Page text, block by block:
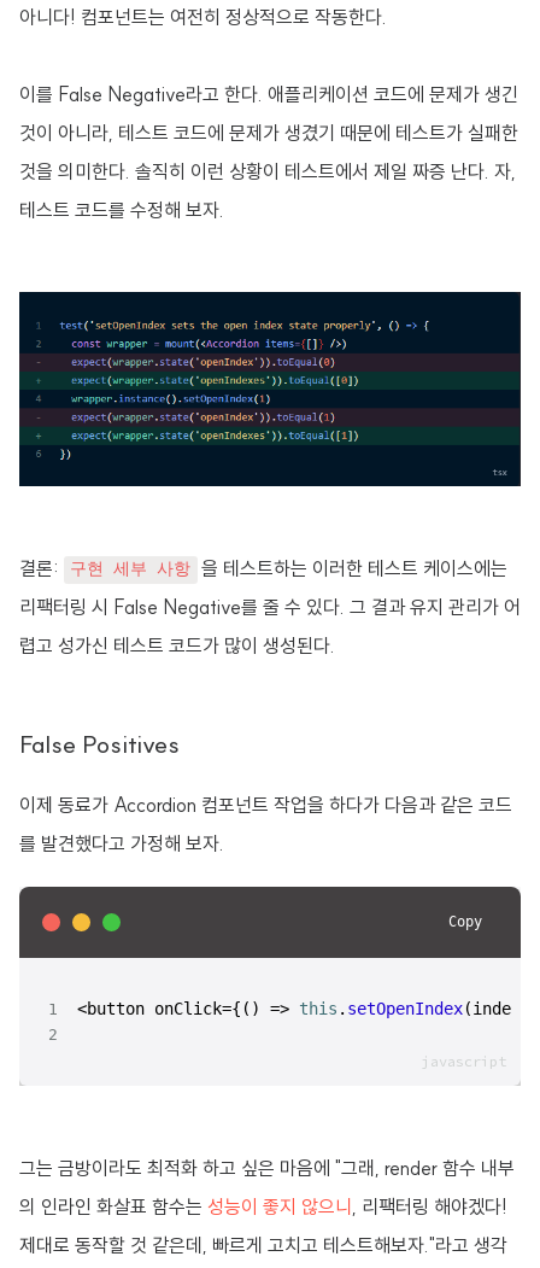
아니다! 컴포넌트는 여전히 정상적으로 작동한다.
이를 False Negative라고 한다. 애플리케이션 코드에 문제가 생긴
것이 아니라, 테스트 코드에 문제가 생겼기 때문에 테스트가 실패한
것을 의미한다. 솔직히 이런 상황이 테스트에서 제일 짜증 난다. 자,
테스트 코드를 수정해 보자.
결론: 구현 세부 사항 을 테스트하는 이러한 테스트 케이스에는
리팩터링 시 False Negative를 줄 수 있다. 그 결과 유지 관리가 어
렵고 성가신 테스트 코드가 많이 생성된다.
False Positives
이제 동료가 Accordion 컴포넌트 작업을 하다가 다음과 같은 코드
를 발견했다고 가정해 보자.
Copy
<button onClick={ () => this . setOpenIndex
그는 금방이라도 최적화 하고 싶은 마음에 "그래, render 함수 내부
의 인라인 화살표 함수는 성능이 좋지 않으니 , 리팩터링 해야겠다!
제대로 동작할 것 같은데, 빠르게 고치고 테스트해보자."라고 생각